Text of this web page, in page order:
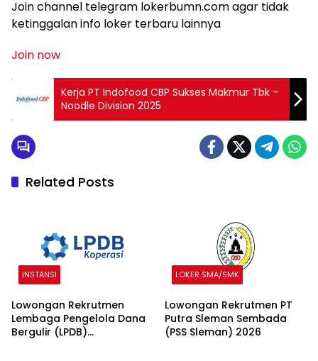
Join channel telegram lokerbumn.com agar tidak
ketinggalan info loker terbaru lainnya
Join now
Kerja PT Indofood CBP Sukses Makmur Tbk –
Noodle Division 2025
Related Posts
INSTANSI
Lowongan Rekrutmen
Lembaga Pengelola Dana
Bergulir (LPDB)
LOKER SMA/SMK
Lowongan Rekrutmen PT
Putra Sleman Sembada
(PSS Sleman) 2026